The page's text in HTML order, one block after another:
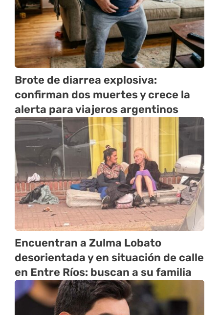
Brote de diarrea explosiva:
confirman dos muertes y crece la
alerta para viajeros argentinos
Encuentran a Zulma Lobato
desorientada y en situación de calle
en Entre Ríos: buscan a su familia